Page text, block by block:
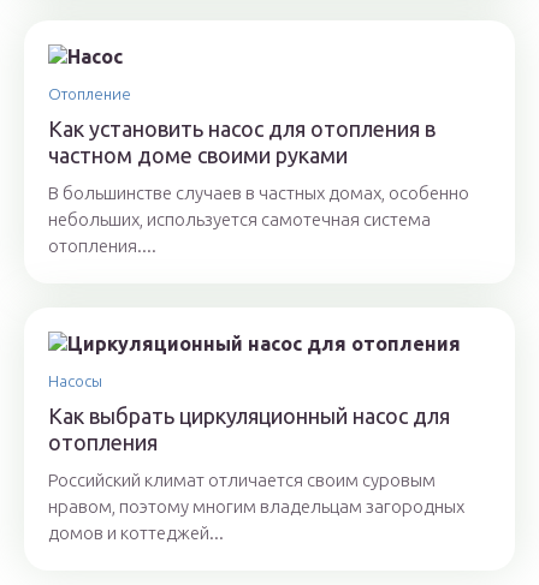
Отопление
Как установить насос для отопления в
частном доме своими руками
В большинстве случаев в частных домах, особенно
небольших, используется самотечная система
отопления....
Насосы
Как выбрать циркуляционный насос для
отопления
Российский климат отличается своим суровым
нравом, поэтому многим владельцам загородных
домов и коттеджей...